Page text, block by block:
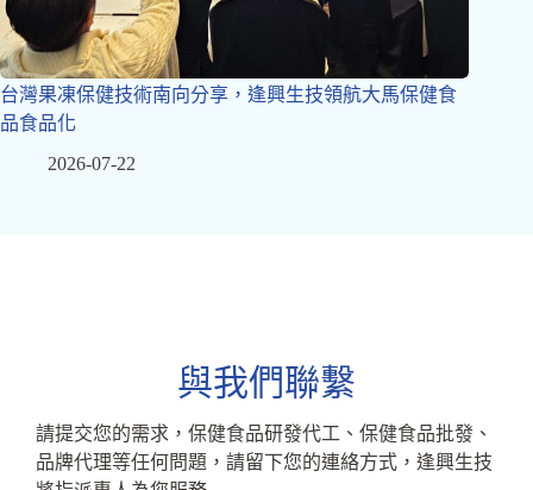
台灣果凍保健技術南向分享，逢興生技領航大馬保健食
品食品化
2026-07-22
與我們聯繫
請提交您的需求，保健食品研發代工、保健食品批發、
品牌代理等任何問題，請留下您的連絡方式，逢興生技